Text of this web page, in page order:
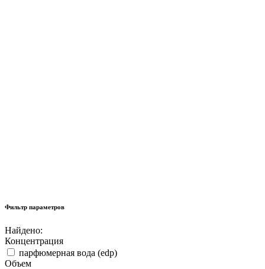
Фильтр параметров
Найдено:
Концентрация
парфюмерная вода (edp)
Объем